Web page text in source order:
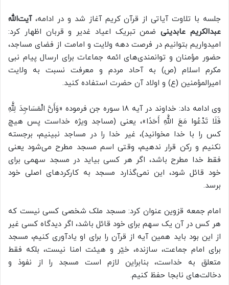
جلسه با تلاوت آیاتی از قرآن کریم آغاز شد و در ادامه،آیت‌الله
عبدالکریم عابدینیضمن تبریک اعیاد غدیر و قربان اظهار کرد:
امیدواریم بتوانیم در فرصت دهه ولایت و امامت از فضای مساجد،
حضور مؤمنان و توانمندی‌های ائمه جماعات برای ارسال پیام نبی
مکرم اسلام (ص) به آحاد مردم و معرفت نسبت به ولایت
امیرالمؤمنین (ع) و اولاد آن حضرت استفاده کنید.
وی ادامه داد: خداوند در آیه ۱۸ سوره جن فرموده «وَأَنَّ الْمَسَاجِدَ لِلَّهِ
فَلَا تَدْعُوا مَعَ اللَّهِ أَحَدًا»، یعنی (مساجد ويژه خداست پس هيچ
كس را با خدا مخوانيد)، غیر خدا را در مساجد نبینیم، برجسته
نکنیم و رکن قرار ندهیم، وقتی اسم مسجد مطرح می‌شود یعنی
فقط خدا مطرح باشد، اگر هر کسی بیاید در مسجد سهمی برای
خود قائل شود، این نمی‌گذارد مسجد به کارکردهای اصلی خود
برسد.
امام جمعه قزوین عنوان کرد: مسجد ملک شخصی کسی نیست که
هر کس در آن یک سهم برای خود قائل باشد، اگر دیدگاه کسی غیر
از این بود باید همین آیه از قرآن را برای او یادآوری کنیم، مسجد
برای امام جماعت، سازنده، خیّر و هیئت امنا نیست، بلکه فقط
متعلق به خداست، بنابراین لازم است مسجد را از نفوذ و
دخالت‌های نابجا حفظ کنیم.